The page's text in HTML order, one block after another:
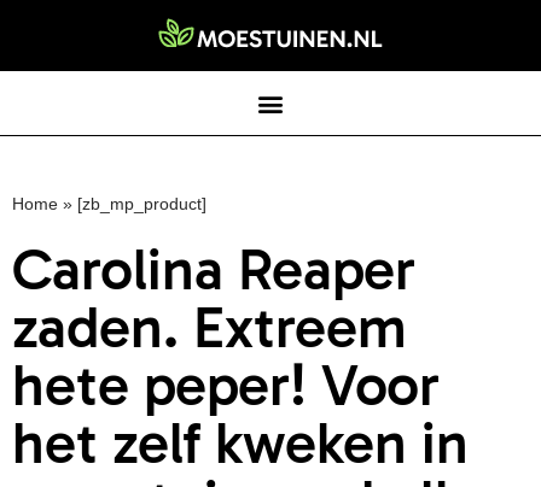
Home » [zb_mp_product]
Carolina Reaper
zaden. Extreem
hete peper! Voor
het zelf kweken in